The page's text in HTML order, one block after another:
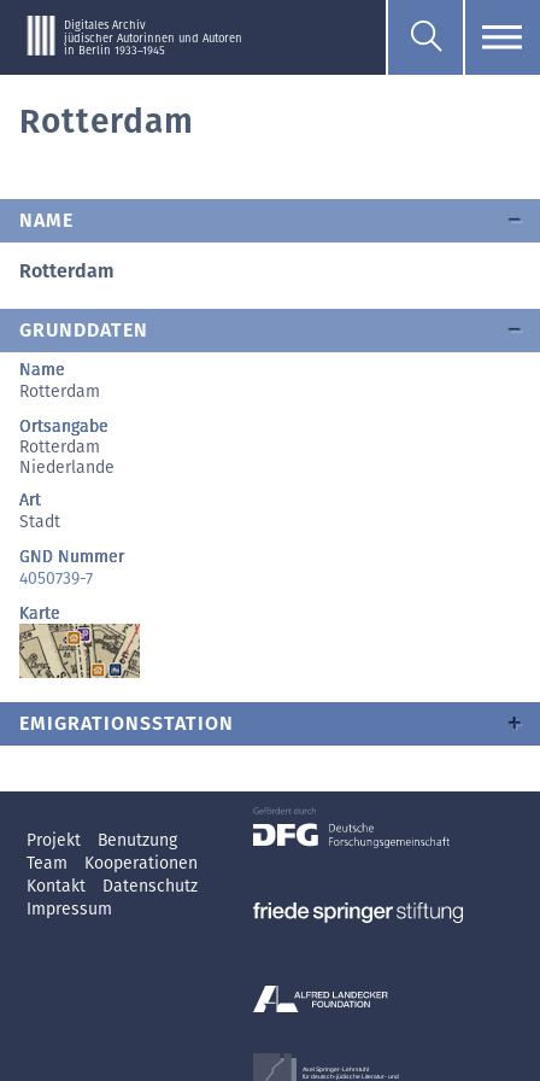
Digitales Archiv
jüdischer Autorinnen und Autoren
in Berlin 1933–1945
Rotterdam
NAME
Rotterdam
GRUNDDATEN
Name
Rotterdam
Ortsangabe
Rotterdam
Niederlande
Art
Stadt
GND Nummer
4050739-7
Karte
EMIGRATIONSSTATION
Projekt
Benutzung
Team
Kooperationen
Kontakt
Datenschutz
Impressum
Axel Springer-Lehrstuhl
für deutsch-jüdische Literatur- und